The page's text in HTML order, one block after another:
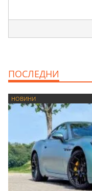
ПОСЛЕДНИ
НОВИНИ